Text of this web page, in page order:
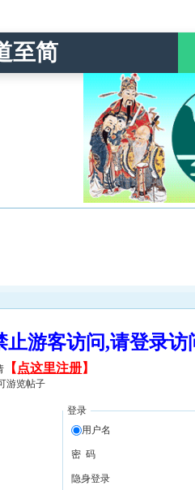
至简
止游客访问,请登录
【 点这里注册】
游览帖子
登录
用户名
密 码
隐身登录